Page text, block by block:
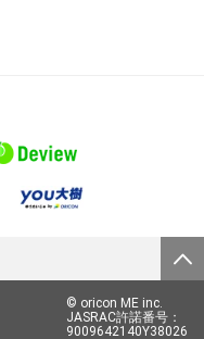
© oricon ME inc.
JASRAC許諾番号：
9009642140Y38026